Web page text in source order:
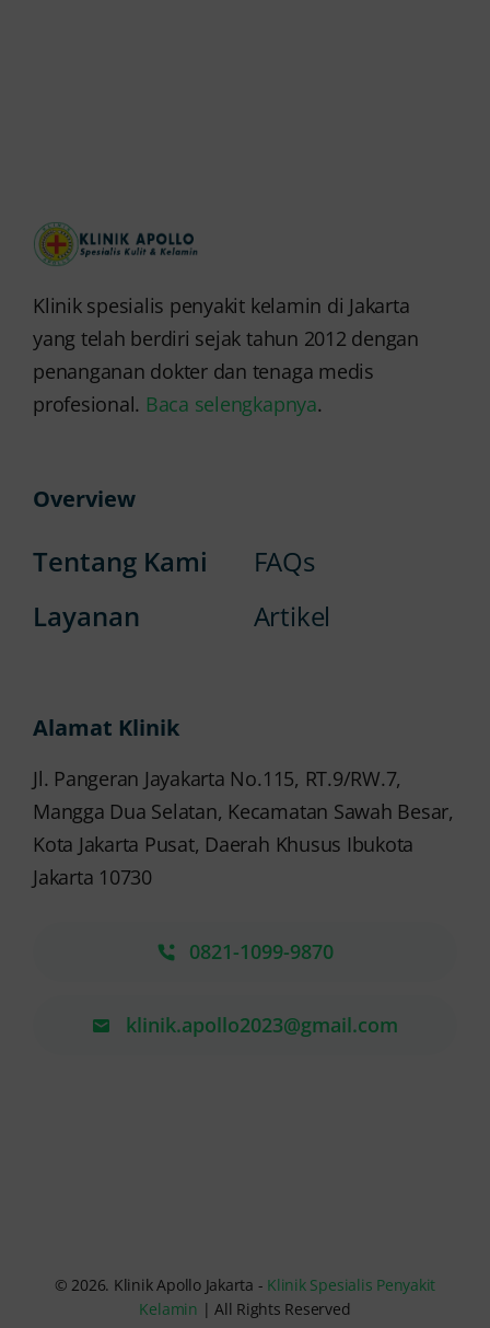
Klinik spesialis penyakit kelamin di Jakarta
yang telah berdiri sejak tahun 2012 dengan
penanganan dokter dan tenaga medis
profesional. Baca selengkapnya.
Overview
Tentang Kami
Layanan
FAQs
Artikel
Alamat Klinik
Jl. Pangeran Jayakarta No.115, RT.9/RW.7,
Mangga Dua Selatan, Kecamatan Sawah Besar,
Kota Jakarta Pusat, Daerah Khusus Ibukota
Jakarta 10730
0821-1099-9870
klinik.apollo2023@gmail.com
© 2026. Klinik Apollo Jakarta - Klinik Spesialis Penyakit
Kelamin | All Rights Reserved